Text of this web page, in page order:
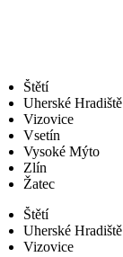
Štětí
Uherské Hradiště
Vizovice
Vsetín
Vysoké Mýto
Zlín
Žatec
Štětí
Uherské Hradiště
Vizovice